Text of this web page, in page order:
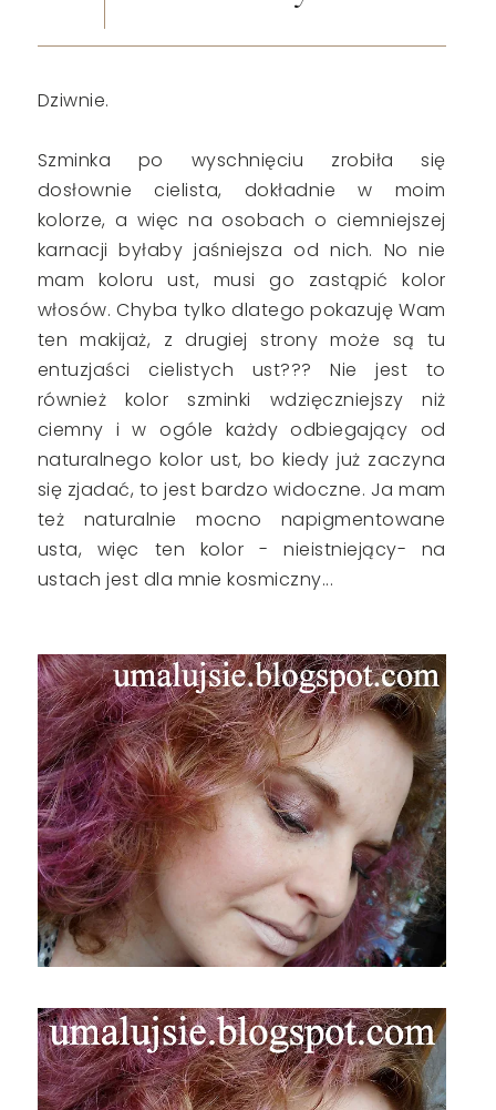
Dziwnie.
Szminka po wyschnięciu zrobiła się
dosłownie cielista, dokładnie w moim
kolorze, a więc na osobach o ciemniejszej
karnacji byłaby jaśniejsza od nich. No nie
mam koloru ust, musi go zastąpić kolor
włosów. Chyba tylko dlatego pokazuję Wam
ten makijaż, z drugiej strony może są tu
entuzjaści cielistych ust??? Nie jest to
również kolor szminki wdzięczniejszy niż
ciemny i w ogóle każdy odbiegający od
naturalnego kolor ust, bo kiedy już zaczyna
się zjadać, to jest bardzo widoczne. Ja mam
też naturalnie mocno napigmentowane
usta, więc ten kolor - nieistniejący- na
ustach jest dla mnie kosmiczny...